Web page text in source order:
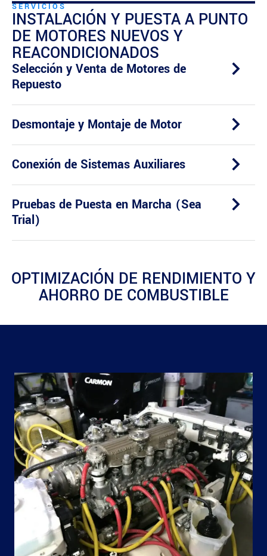
SERVICIOS
INSTALACIÓN Y PUESTA A PUNTO
DE MOTORES NUEVOS Y
REACONDICIONADOS
Selección y Venta de Motores de
Repuesto
Desmontaje y Montaje de Motor
Conexión de Sistemas Auxiliares
Pruebas de Puesta en Marcha (Sea
Trial)
OPTIMIZACIÓN DE RENDIMIENTO Y
AHORRO DE COMBUSTIBLE